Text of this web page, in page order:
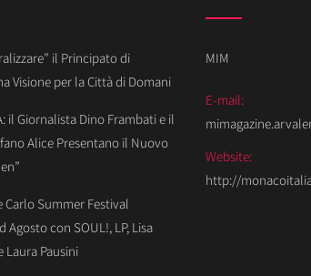
il Principato di
Visione per la Città di Domani
il Giornalista Dino Frambati e il
Alice Presentano il Nuovo
Carlo Summer Festival
Agosto con SOUL!, LP, Lisa
Laura Pausini
MIM
E-mail:
Website:
http://